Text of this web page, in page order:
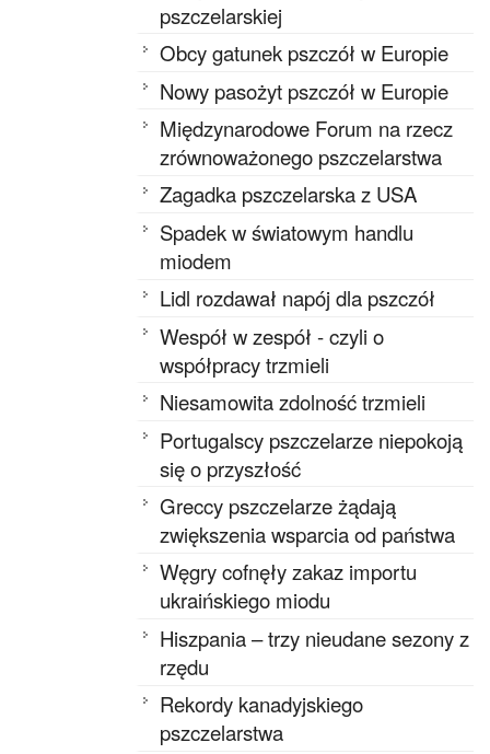
pszczelarskiej
Obcy gatunek pszczół w Europie
Nowy pasożyt pszczół w Europie
Międzynarodowe Forum na rzecz
zrównoważonego pszczelarstwa
Zagadka pszczelarska z USA
Spadek w światowym handlu
miodem
Lidl rozdawał napój dla pszczół
Wespół w zespół - czyli o
współpracy trzmieli
Niesamowita zdolność trzmieli
Portugalscy pszczelarze niepokoją
się o przyszłość
Greccy pszczelarze żądają
zwiększenia wsparcia od państwa
Węgry cofnęły zakaz importu
ukraińskiego miodu
Hiszpania – trzy nieudane sezony z
rzędu
Rekordy kanadyjskiego
pszczelarstwa